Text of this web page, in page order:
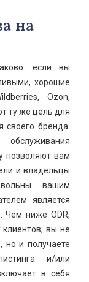
на
если вы
хорошие
Ozon,
ту же цель для
своего бренда:
позволяют вам
и владельцы
вашим
является
Чем ниже ODR,
вы не
но и получаете
и/или
в себя